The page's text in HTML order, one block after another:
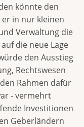
könnte den
in nur kleinen
Verwaltung die
die neue Lage
den Ausstieg
Rechtswesen
Rahmen dafür
- vermehrt
Investitionen
Geberländern